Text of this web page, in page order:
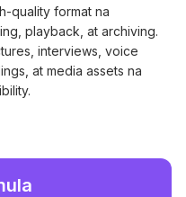
quality format na
playback, at archiving.
interviews, voice
at media assets na